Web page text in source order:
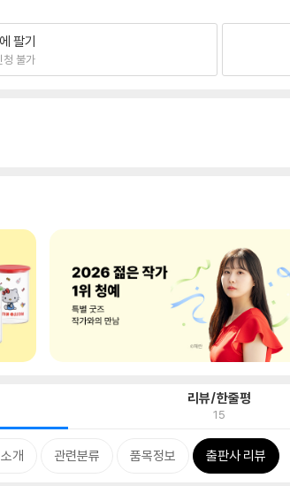
팔기
청 불가
리뷰/한줄평
15
개 관련분류 품목정보 출판사 리뷰